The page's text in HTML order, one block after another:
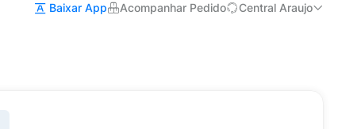
Baixar App Acompanhar Pedido Central Araujo